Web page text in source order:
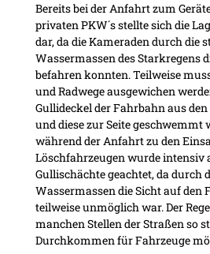
Bereits bei der Anfahrt zum
privaten PKW´s stellte sich die
dar, da die Kameraden durch die
Wassermassen des Starkregens
befahren konnten. Teilweise
und Radwege ausgewichen
Gullideckel der Fahrbahn aus
und diese zur Seite geschwemmt
während der Anfahrt zu den
Löschfahrzeugen wurde intensiv
Gullischächte geachtet, da durch
Wassermassen die Sicht auf den
teilweise unmöglich war. Der
manchen Stellen der Straßen so
Durchkommen für Fahrzeuge